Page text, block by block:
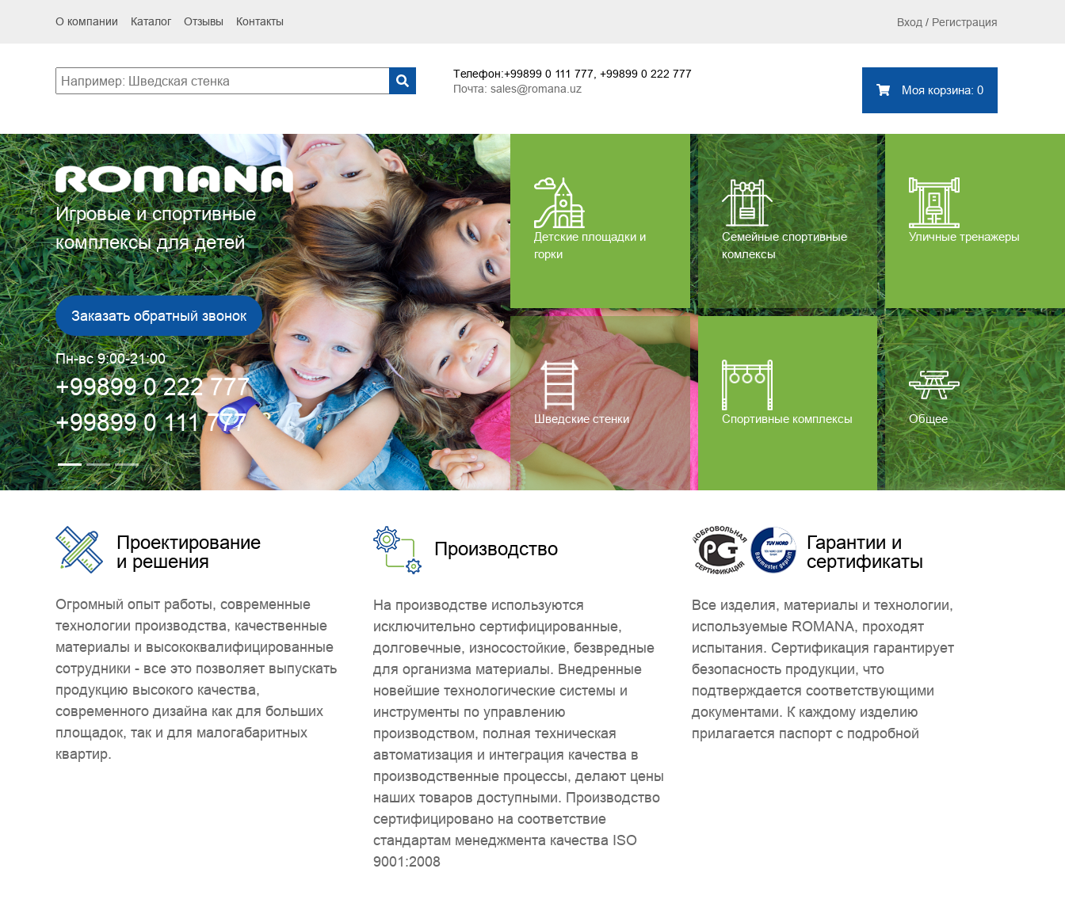
О компании Каталог Отзывы Контакты Вход / Регистрация
Телефон:+99899 0 111 777, +99899 0 222 777
Почта: sales@romana.uz Моя корзина: 0
Игровые и спортивные
комплексы для детей
Заказать обратный звонок
Пн-вс 9:00-21:00
+99899 0 222 777
+99899 0 111 777
Детские площадки и
горки
Семейные спортивные
комлексы
Уличные тренажеры
Шведские стенки Спортивные комплексы Общее
Проектирование
и решения
Огромный опыт работы, современные
технологии производства, качественные
материалы и высококвалифицированные
сотрудники - все это позволяет выпускать
продукцию высокого качества,
современного дизайна как для больших
площадок, так и для малогабаритных
квартир.
Производство
На производстве используются
исключительно сертифицированные,
долговечные, износостойкие, безвредные
для организма материалы. Внедренные
новейшие технологические системы и
инструменты по управлению
производством, полная техническая
автоматизация и интеграция качества в
производственные процессы, делают цены
наших товаров доступными. Производство
сертифицировано на соответствие
стандартам менеджмента качества ISO
9001:2008
Гарантии и
сертификаты
Все изделия, материалы и технологии,
используемые ROMANA, проходят
испытания. Сертификация гарантирует
безопасность продукции, что
подтверждается соответствующими
документами. К каждому изделию
прилагается паспорт с подробной